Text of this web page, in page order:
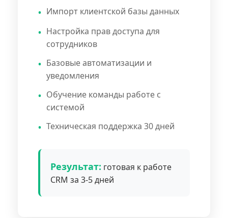
Импорт клиентской базы данных
Настройка прав доступа для
сотрудников
Базовые автоматизации и
уведомления
Обучение команды работе с
системой
Техническая поддержка 30 дней
Результат: готовая к работе
CRM за 3-5 дней